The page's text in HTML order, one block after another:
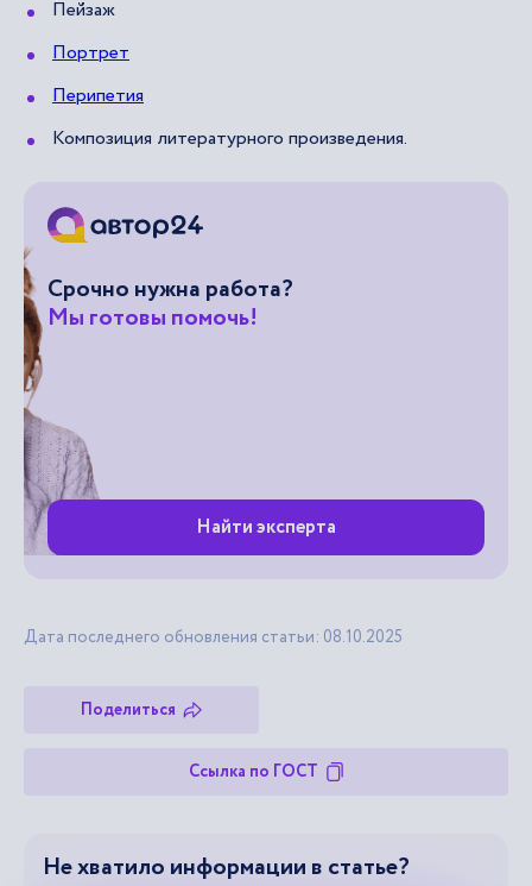
Пейзаж
Портрет
Перипетия
Композиция литературного произведения.
Срочно нужна работа?
Мы готовы помочь!
Найти эксперта
Дата последнего обновления статьи: 08.10.2025
Поделиться
Ссылка по ГОСТ
Не хватило информации в статье?